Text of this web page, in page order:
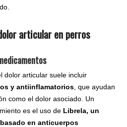
articular en perros
dolor articular suele incluir
y antiinflamatorios , que ayudan
como el dolor asociado. Un
es el uso de Librela, un
en anticuerpos